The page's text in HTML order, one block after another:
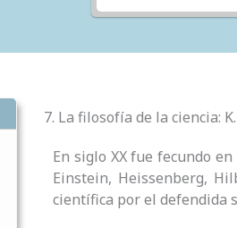
7. La filosofía de la ciencia:
En siglo XX fue fecundo
Einstein, Heissenberg,
científica por el defendida